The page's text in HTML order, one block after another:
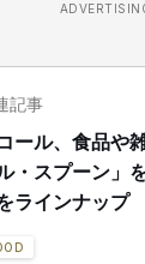
記事
ール、食品や
・スプーン」
ラインナップ